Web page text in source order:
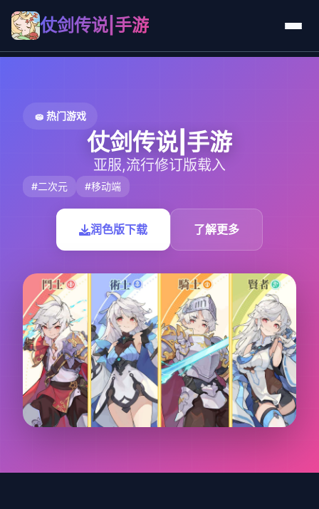
仗剑传说|手游
🧽 热门游戏
仗剑传说|手游
亚服,流行修订版载入
#二次元 #移动端
润色版下载 了解更多